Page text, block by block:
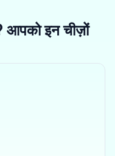
इन चीज़ों